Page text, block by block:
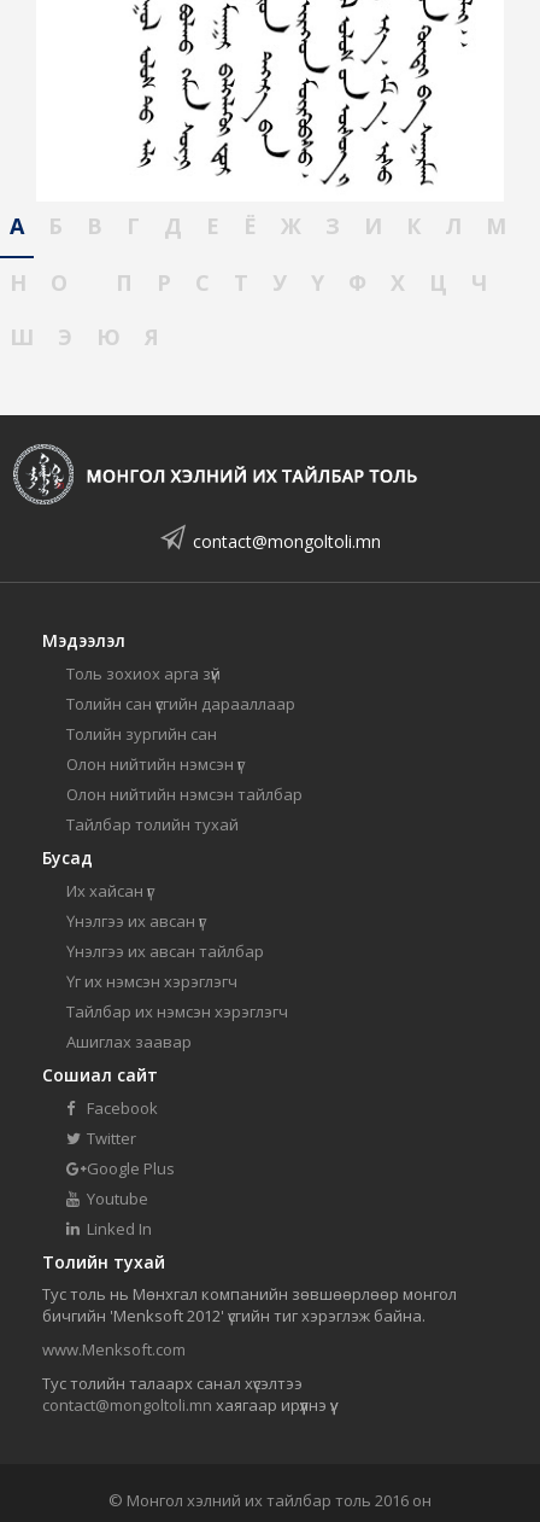
А Б В Г Д Е Ё Ж З И К Л
М
Н
О П Р С Т У Ү Ф Х Ц
Ч
Ш
Э Ю Я
contact@mongoltoli.mn
Мэдээлэл
Толь зохиох арга зүй
Толийн сан үсгийн дарааллаар
Толийн зургийн сан
Олон нийтийн нэмсэн үг
Олон нийтийн нэмсэн тайлбар
Тайлбар толийн тухай
Бусад
Их хайсан үг
Үнэлгээ их авсан үг
Үнэлгээ их авсан тайлбар
Үг их нэмсэн хэрэглэгч
Тайлбар их нэмсэн хэрэглэгч
Ашиглах заавар
Сошиал сайт
Facebook
Twitter
Google Plus
Youtube
Linked In
Толийн тухай
Тус толь нь Мөнхгал компанийн зөвшөөрлөөр монгол
бичгийн 'Menksoft 2012' үсгийн тиг хэрэглэж байна.
www.Menksoft.com
Тус толийн талаарх санал хүсэлтээ
contact@mongoltoli.mn хаягаар ирүүлнэ үү.
© Монгол хэлний их тайлбар толь 2016 он